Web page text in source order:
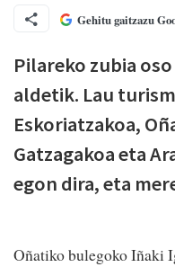
Gehitu gaitzazu
Pilareko zubia
aldetik. Lau
Eskoriatzakoa,
Gatzagakoa eta
egon dira, eta
Oñatiko bulegoko Iñaki